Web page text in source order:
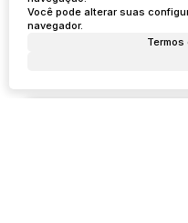
Você pode alterar suas
navegador.